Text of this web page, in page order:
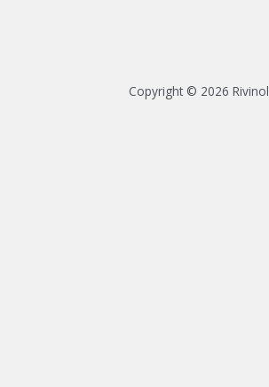
Copyright © 2026 Rivinol